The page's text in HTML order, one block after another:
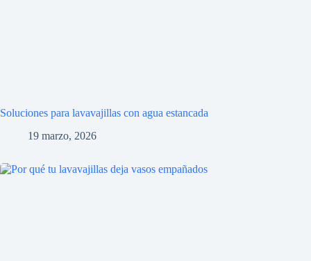
Soluciones para lavavajillas con agua estancada
19 marzo, 2026